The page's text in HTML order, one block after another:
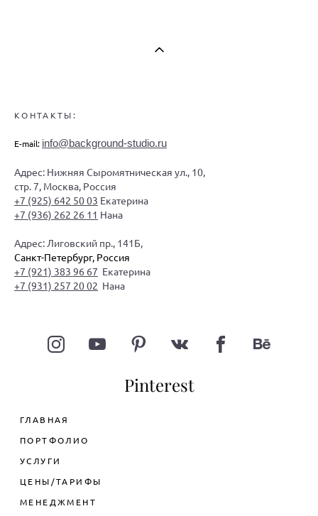
КОНТАКТЫ:
E-mail: info@background-studio.ru
Адрес: Нижняя Сыромятническая ул., 10,
стр. 7, Москва, Россия
+7 (925) 642 50 03 Екатерина
+7 (936) 262 26 11 Нана
Адрес: Лиговский пр., 141Б,
Санкт-Петербург, Россия
+7 (921) 383 96 67 Екатерина
+7 (931) 257 20 02 Нана
Pinterest
ГЛАВНАЯ
ПОРТФОЛИО
УСЛУГИ
ДИЗАЙН ИНТЕРЬЕРА КВАРТИРЫ
ДИЗАЙН ДВУХКОМНАТНОЙ
ДИЗАЙН ОБЩЕСТВЕННОГО
ЦЕНЫ/ТАРИФЫ
МЕНЕДЖМЕНТ